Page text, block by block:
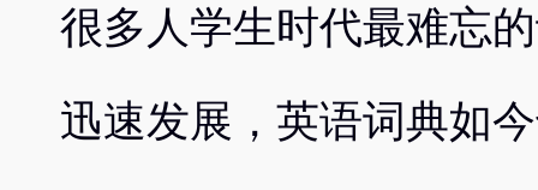
很多人学生时代最难忘
迅速发展，英语词典如